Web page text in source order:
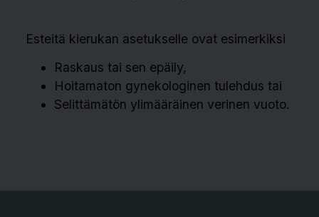
Esteitä kierukan asetukselle ovat esimerkiksi
Raskaus tai sen epäily,
Hoitamaton gynekologinen tulehdus tai
Selittämätön ylimääräinen verinen vuoto.